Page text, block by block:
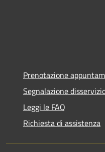
Prenotazione
Segnalazione
Leggi le FAQ
Richiesta di assistenza